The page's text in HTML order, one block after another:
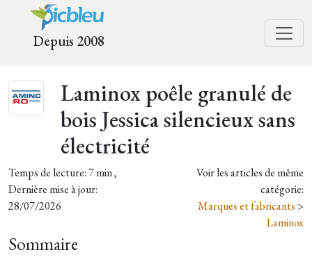
Depuis 2008
Laminox poêle granulé de
bois Jessica silencieux sans
électricité
Temps de lecture: 7 min ,
Dernière mise à jour:
28/07/2026
Voir les articles de même
catégorie:
Marques et fabricants >
Laminox
Sommaire